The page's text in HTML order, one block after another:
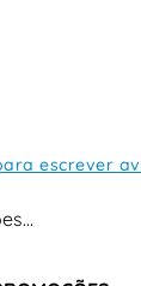
escrever